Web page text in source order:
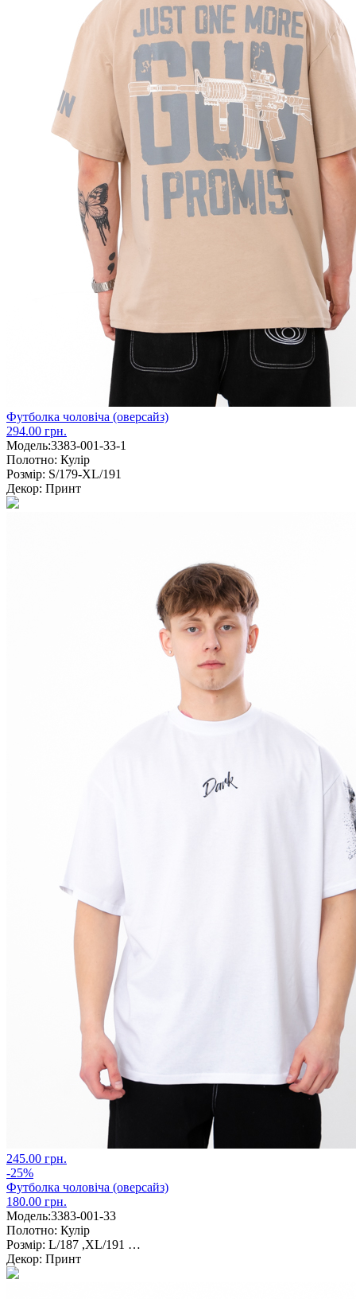
Футболка чоловіча (оверсайз)
294.00 грн.
Модель:3383-001-33-1
Полотно: Кулір
Розмір: S/179-XL/191
Декор: Принт
245.00 грн.
-25%
Футболка чоловіча (оверсайз)
180.00 грн.
Модель:3383-001-33
Полотно: Кулір
Розмір: L/187 ,XL/191 …
Декор: Принт